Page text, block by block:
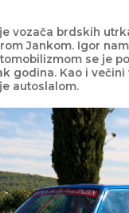
vozača brdskih
Jankom. Igor
se je
godina. Kao i večini
autoslalom.